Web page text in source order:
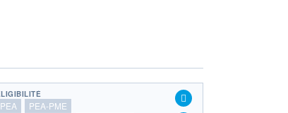
PEA
PEA-PME